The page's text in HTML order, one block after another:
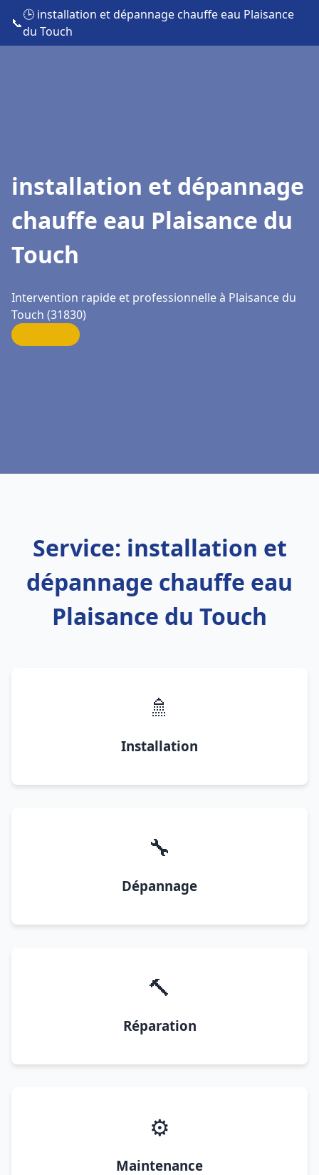
📞
🕒 installation et dépannage chauffe eau Plaisance
du Touch
installation et dépannage
chauffe eau Plaisance du
Touch
Intervention rapide et professionnelle à Plaisance du
Touch (31830)
Service: installation et
dépannage chauffe eau
Plaisance du Touch
🚿
Installation
🔧
Dépannage
🔨
Réparation
⚙️
Maintenance